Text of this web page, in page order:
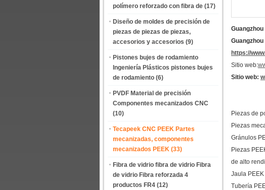
polímero reforzado con fibra de (17)
Diseño de moldes de precisión de
piezas de piezas de piezas,
accesorios y accesorios (9)
Pistones bujes de rodamiento
Ingeniería Plásticos pistones bujes
de rodamiento (6)
PVDF Material de precisión
Componentes mecanizados CNC
(10)
Tecapeek CNC PEEK Partes
mecanizadas, componentes
mecanizados PEEK (33)
Fibra de vidrio fibra de vidrio Fibra
de vidrio Fibra reforzada 4
productos FR4 (12)
https://
Sitio web:
Sitio web:
Piezas de
Piezas
Gránulos
Piezas
de alto
Jaula
Tubería